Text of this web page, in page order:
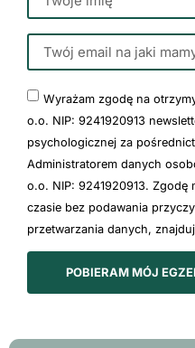
Wyrażam zgodę na
o.o. NIP: 9241920913
psychologicznej za
Administratorem danych
o.o. NIP: 9241920913.
czasie bez podawania
przetwarzania danych,
POBIERAM MÓJ